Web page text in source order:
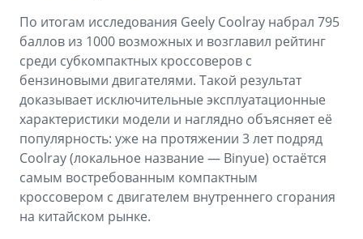
По итогам исследования Geely Coolray набрал 795
баллов из 1000 возможных и возглавил рейтинг
среди субкомпактных кроссоверов с
бензиновыми двигателями. Такой результат
доказывает исключительные эксплуатационные
характеристики модели и наглядно объясняет её
популярность: уже на протяжении 3 лет подряд
Coolray (локальное название — Binyue) остаётся
самым востребованным компактным
кроссовером с двигателем внутреннего сгорания
на китайском рынке.